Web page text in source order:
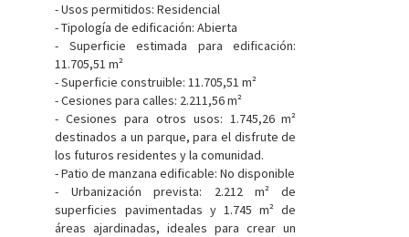
- Usos permitidos: Residencial
- Tipología de edificación: Abierta
- Superficie estimada para edificación:
11.705,51 m²
- Superficie construible: 11.705,51 m²
- Cesiones para calles: 2.211,56 m²
- Cesiones para otros usos: 1.745,26 m²
destinados a un parque, para el disfrute de
los futuros residentes y la comunidad.
- Patio de manzana edificable: No disponible
- Urbanización prevista: 2.212 m² de
superficies pavimentadas y 1.745 m² de
áreas ajardinadas, ideales para crear un